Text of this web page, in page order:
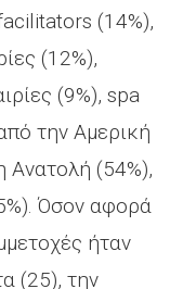
(14%),
(12%),
(9%), spa
την Αμερική
Ανατολή (54%),
Όσον αφορά
ήταν
(25), την